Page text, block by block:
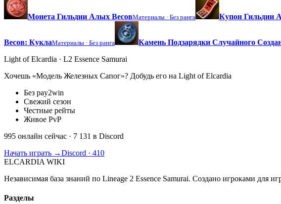
Монета Гильдии Алых ВесовМатериалы · Без ранга Купон Гильдии
Весов: КуклаМатериалы · Без ранга Камень Подзарядки Случайного
Light of Elcardia · L2 Essence Samurai
Хочешь «Модель Железных Сапог»? Добудь его на Light of Elcardia
Без pay2win
Свежий сезон
Честные рейты
Живое PvP
995 онлайн сейчас · 7 131 в Discord
Начать играть →Discord · 410
ELCARDIA WIKI
Независимая база знаний по Lineage 2 Essence Samurai. Создано игроками для
Разделы